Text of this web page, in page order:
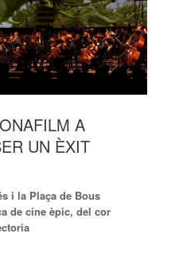
A
UN ÈXIT
i la Plaça de Bous
de cine èpic, del cor